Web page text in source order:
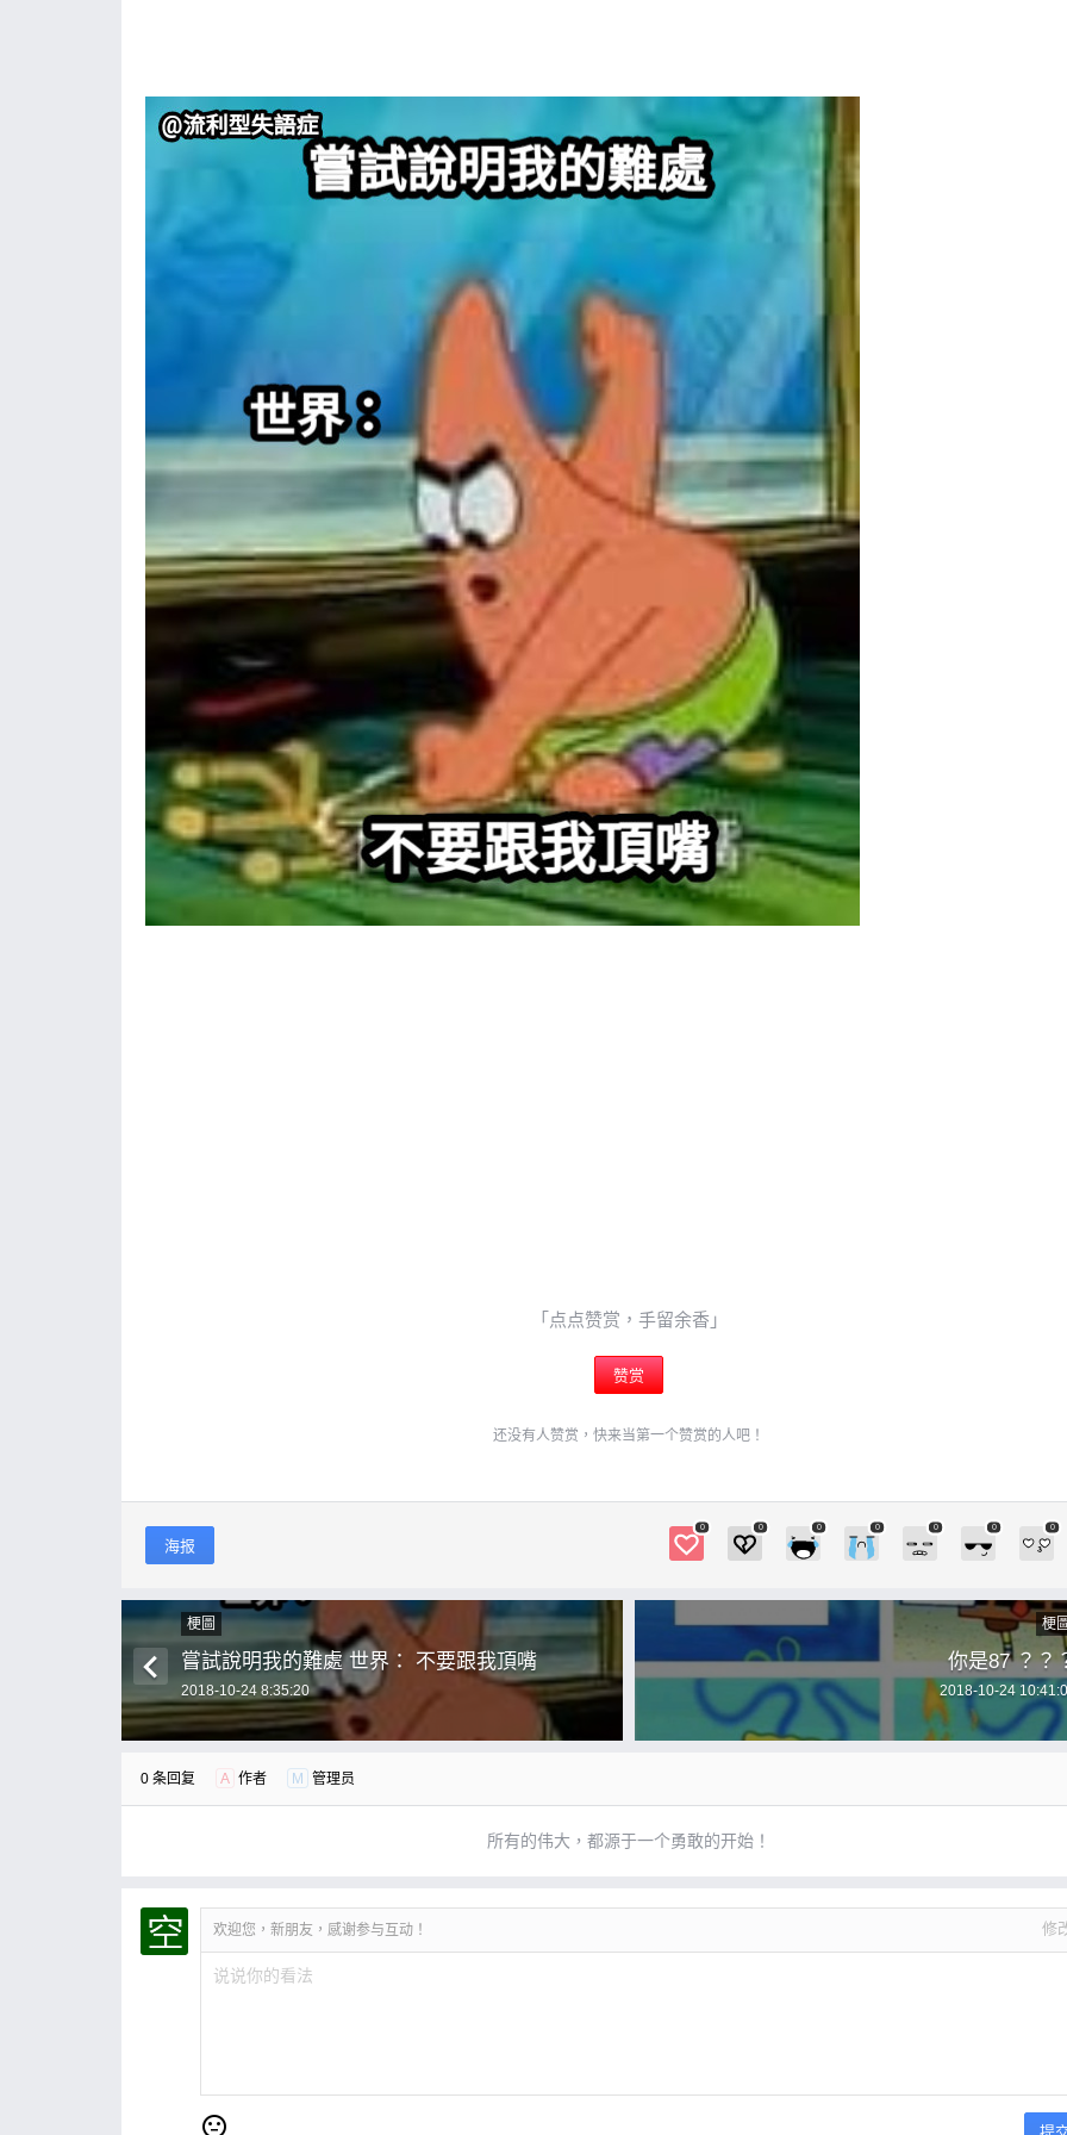
「点点赞赏，手留余香」
赞赏
还没有人赞赏，快来当第一个赞赏的人吧！
海报
0 0 0 0 0 0 0
嘗試說明我的難處 世界： 不要
跟我頂嘴
946個朋友分享了出去 , 你呢 ? 趕快分享給朋友
看吧~ 0 收藏
扫描二维码继续阅读
2 元 元
20
立刻支付
梗圖
嘗試說明我的難處 世界： 不要跟我頂嘴
2018-10-24 8:35:20
梗
你是87 ？？
2018-10-24
0 条回复 A 作者 M 管理员
所有的伟大，都源于一个勇敢的开始！
欢迎您，新朋友，感谢参与互动！ 修
提
您没有权限发布内容，请购买会员或者提升权限。